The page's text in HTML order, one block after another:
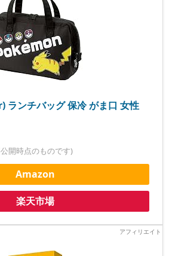
ランチバッグ 保冷 がま口 女性
開時点のものです)
Amazon
楽天市場